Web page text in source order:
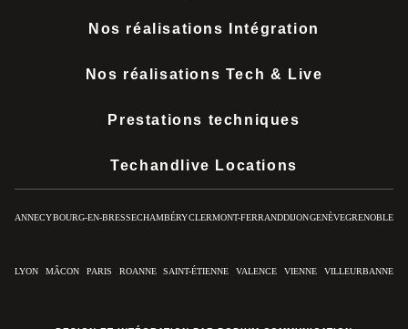
Nos réalisations Intégration
Nos réalisations Tech & Live
Prestations techniques
Techandlive Locations
ANNECYBOURG-EN-BRESSECHAMBÉRYCLERMONT-FERRANDDIJONGENÈVEGRENOBLE
LYON MÂCON PARIS ROANNE SAINT-ÉTIENNE VALENCE VIENNE VILLEURBANNE